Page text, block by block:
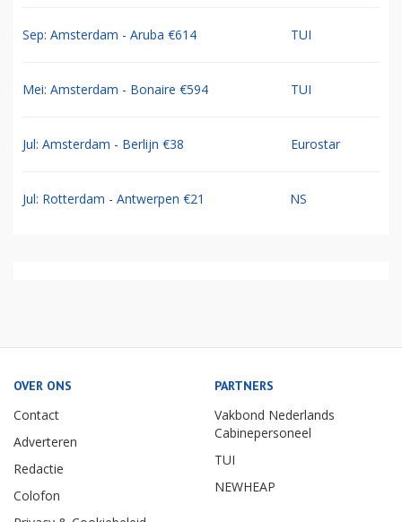
Sep: Amsterdam - Aruba €614 TUI
Mei: Amsterdam - Bonaire €594 TUI
Jul: Amsterdam - Berlijn €38 Eurostar
Jul: Rotterdam - Antwerpen €21 NS
OVER ONS
Contact
Adverteren
Redactie
Colofon
PARTNERS
Vakbond Nederlands
Cabinepersoneel
TUI
NEWHEAP